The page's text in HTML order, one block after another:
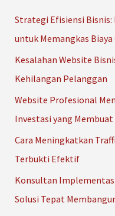
Strategi Efisiensi
untuk Memangkas
Kesalahan Website
Kehilangan Pelanggan
Website Profesional
Investasi yang
Cara Meningkatkan
Terbukti Efektif
Konsultan
Solusi Tepat